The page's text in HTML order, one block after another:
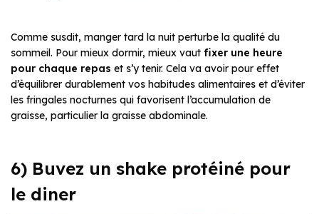
Comme susdit, manger tard la nuit perturbe la qualité du
sommeil. Pour mieux dormir, mieux vaut fixer une heure
pour chaque repas et s’y tenir. Cela va avoir pour effet
d’équilibrer durablement vos habitudes alimentaires et d’éviter
les fringales nocturnes qui favorisent l’accumulation de
graisse, particulier la graisse abdominale.
6) Buvez un shake protéiné pour
le diner